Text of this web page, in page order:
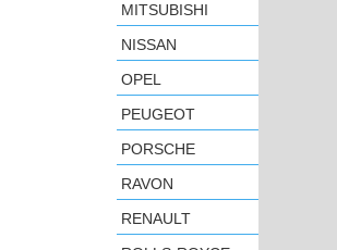
MITSUBISHI
NISSAN
OPEL
PEUGEOT
PORSCHE
RAVON
RENAULT